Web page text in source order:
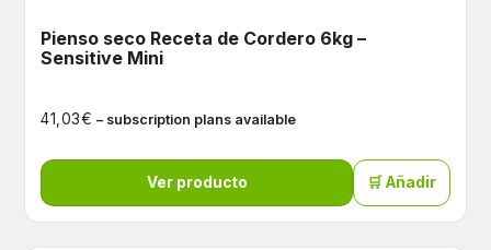
Pienso seco Receta de Cordero 6kg –
Sensitive Mini
41,03€ – subscription plans available
Ver producto 🛒 Añadir